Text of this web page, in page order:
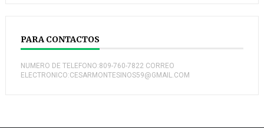
PARA CONTACTOS
NUMERO DE TELEFONO:809-760-7822 CORREO
ELECTRONICO:CESARMONTESINOS59@GMAIL.COM